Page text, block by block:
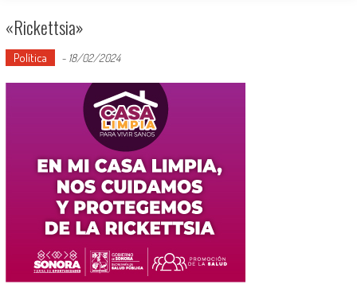
«rickettsia»
Política - 18/02/2024